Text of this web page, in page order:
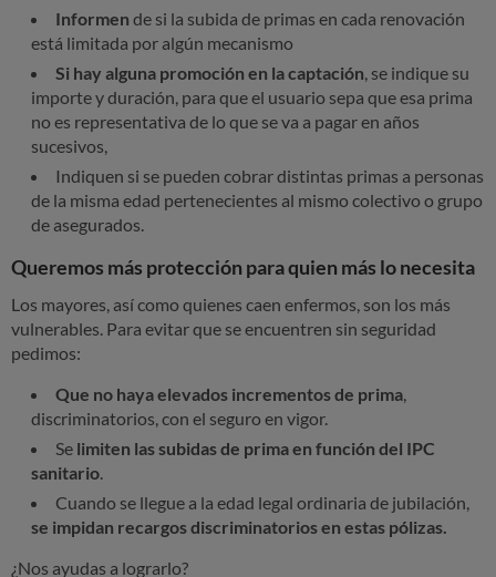
Informen de si la subida de primas en cada renovación
está limitada por algún mecanismo
Si hay alguna promoción en la captación, se indique su
importe y duración, para que el usuario sepa que esa prima
no es representativa de lo que se va a pagar en años
sucesivos,
Indiquen si se pueden cobrar distintas primas a personas
de la misma edad pertenecientes al mismo colectivo o grupo
de asegurados.
Queremos más protección para quien más lo necesita
Los mayores, así como quienes caen enfermos, son los más
vulnerables. Para evitar que se encuentren sin seguridad
pedimos:
Que no haya elevados incrementos de prima,
discriminatorios, con el seguro en vigor.
Se limiten las subidas de prima en función del IPC
sanitario.
Cuando se llegue a la edad legal ordinaria de jubilación,
se impidan recargos discriminatorios en estas pólizas.
¿Nos ayudas a lograrlo?